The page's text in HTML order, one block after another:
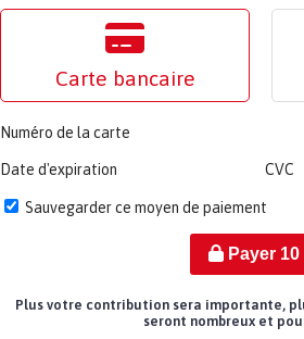
Carte bancaire
Numéro de la carte
Date d'expiration CVC
Sauvegarder ce moyen de paiement
Payer 10
Plus votre contribution sera importante,
seront nombreux et